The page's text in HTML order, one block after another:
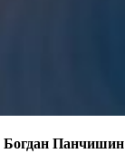
Богдан Панчишин